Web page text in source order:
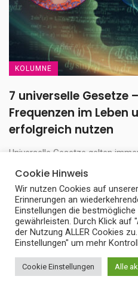
KOLUMNE
7 universelle Gesetze
Frequenzen im Leben
erfolgreich nutzen
Universelle Gesetze gelten
gelten auf allen Ebenen des
9. Mai 2023
Cookie Hinweis
Wir nutzen Cookies auf
Erinnerungen an
Einstellungen die
gewährleisten. Durch Klick auf
der Nutzung ALLER Cookies
Einstellungen" um mehr
Cookie Einstellungen Alle